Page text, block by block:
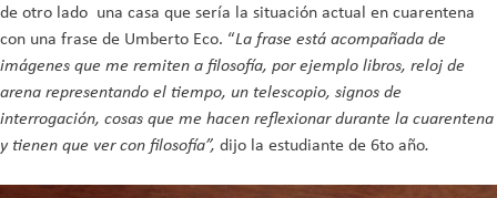
de otro lado una casa que sería la situación actual en cuarentena
con una frase de Umberto Eco. “La frase está acompañada de
imágenes que me remiten a filosofía, por ejemplo libros, reloj de
arena representando el tiempo, un telescopio, signos de
interrogación, cosas que me hacen reflexionar durante la cuarentena
y tienen que ver con filosofía”, dijo la estudiante de 6to año.